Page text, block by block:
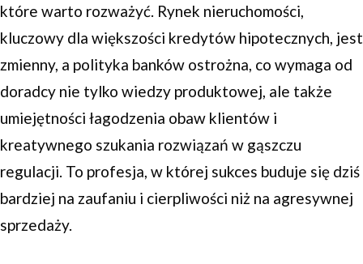
które warto rozważyć. Rynek nieruchomości,
kluczowy dla większości kredytów hipotecznych, jest
zmienny, a polityka banków ostrożna, co wymaga od
doradcy nie tylko wiedzy produktowej, ale także
umiejętności łagodzenia obaw klientów i
kreatywnego szukania rozwiązań w gąszczu
regulacji. To profesja, w której sukces buduje się dziś
bardziej na zaufaniu i cierpliwości niż na agresywnej
sprzedaży.